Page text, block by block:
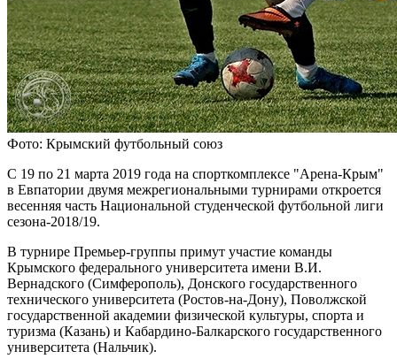
Фото: Крымский футбольный союз
С 19 по 21 марта 2019 года на спорткомплексе "Арена-Крым"
в Евпатории двумя межрегиональными турнирами откроется
весенняя часть Национальной студенческой футбольной лиги
сезона-2018/19.
В турнире Премьер-группы примут участие команды
Крымского федерального университета имени В.И.
Вернадского (Симферополь), Донского государственного
технического университета (Ростов-на-Дону), Поволжской
государственной академии физической культуры, спорта и
туризма (Казань) и Кабардино-Балкарского государственного
университета (Нальчик).